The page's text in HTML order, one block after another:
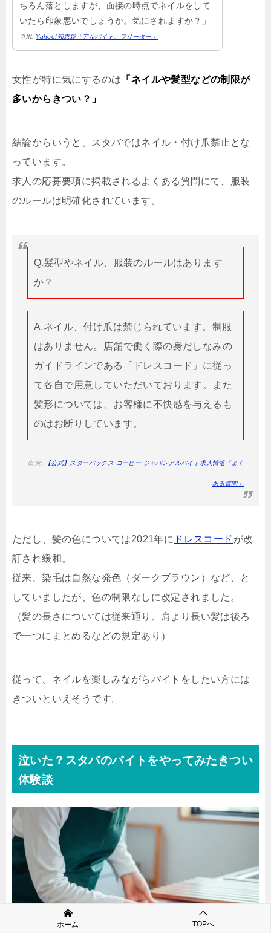
ちろん落としますが、面接の時点でネイルをして
いたら印象悪いでしょうか。気にされますか？」
引用: Yahoo!知恵袋「アルバイト、フリーター」
女性が特に気にするのは 「ネイルや髪型などの制限が
多いからきつい？」
結論からいうと、スタバではネイル・付け爪禁止とな
っています。
求人の応募要項に掲載されるよくある質問にて、服装
のルールは明確化されています。
Q.髪型やネイル、服装のルールはあります
か？
A.ネイル、付け爪は禁じられています。制服
はありません。店舗で働く際の身だしなみの
ガイドラインである「ドレスコード」に従っ
て各自で用意していただいております。また
髪形については、お客様に不快感を与えるも
のはお断りしています。
出典: 【公式】スターバックス コーヒー ジャパンアルバイト求人情報「よく
ある質問」
ただし、髪の色については2021年に ドレスコード が改
訂され緩和。
従来、染毛は自然な発色（ダークブラウン）など、と
していましたが、色の制限なしに改定されました。
（髪の長さについては従来通り、肩より長い髪は後ろ
で一つにまとめるなどの規定あり）
従って、ネイルを楽しみながらバイトをしたい方には
きついといえそうです。
泣いた？スタバのバイトをやってみたきつい
体験談
ホーム TOPへ